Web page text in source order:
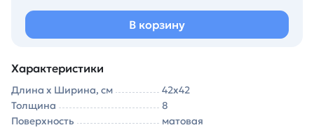
В корзину
Характеристики
Длина х Ширина, см
42х42
Толщина
8
Поверхность
матовая